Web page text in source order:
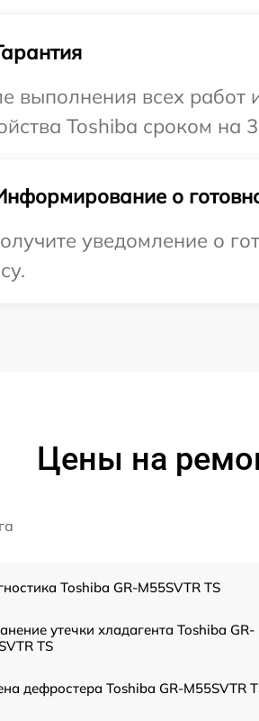
выполнения всех работ
Toshiba сроком на
о
уведомление о
Цены на
Toshiba GR-M55SVTR TS
утечки хладагента Toshiba GR-
TS
дефростера Toshiba GR-M55SVTR